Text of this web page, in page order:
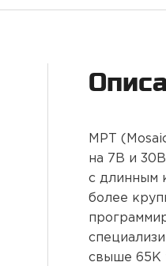
MPT
на 7B и
с длинным
более
свыше 65K